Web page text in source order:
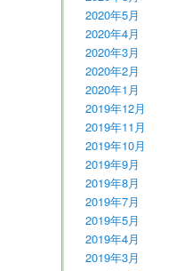
2020年5月
2020年4月
2020年3月
2020年2月
2020年1月
2019年12月
2019年11月
2019年10月
2019年9月
2019年8月
2019年7月
2019年5月
2019年4月
2019年3月